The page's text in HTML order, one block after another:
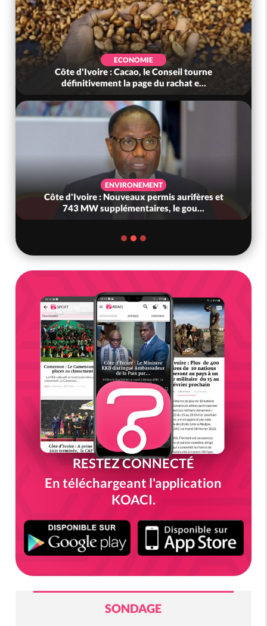
ECONOMIE
Côte d'Ivoire : Cacao, le Conseil tourne
définitivement la page du rachat e...
ENVIRONEMENT
Côte d'Ivoire : Nouveaux permis aurifères et
743 MW supplémentaires, le gou...
RESTEZ CONNECTÉ
En téléchargeant l'application
KOACI.
SONDAGE